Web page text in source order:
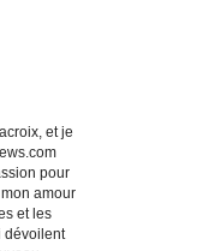
et je
pour
amour
et les
dévoilent